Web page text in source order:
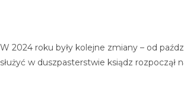
W 2024 roku były kolejne zmiany – od
służyć w duszpasterstwie ksiądz rozpoczął